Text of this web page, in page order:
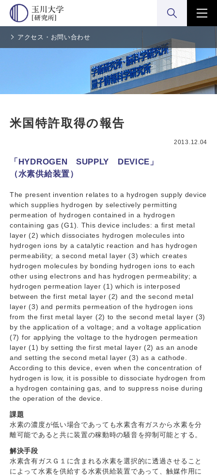
検索:開くメニ
アクセス・お問い合わせ
米国特許取得の報告
2013.12.04
「HYDROGEN SUPPLY DEVICE」
（水素供給装置）
The present invention relates to a hydrogen supply device
which supplies hydrogen by selectively permitting
permeation of hydrogen contained in a hydrogen
containing gas (G1). This device includes: a first metal
layer (2) which dissociates hydrogen molecules into
hydrogen ions by a catalytic reaction and has hydrogen
permeability; a second metal layer (3) which creates
hydrogen molecules by bonding hydrogen ions to each
other using electrons and has hydrogen permeability; a
hydrogen permeation layer (1) which is interposed
between the first metal layer (2) and the second metal
layer (3) and permits permeation of the hydrogen ions
from the first metal layer (2) to the second metal layer (3)
by the application of a voltage; and a voltage application
(7) for applying the voltage to the hydrogen permeation
layer (1) by setting the first metal layer (2) as an anode
and setting the second metal layer (3) as a cathode.
According to this device, even when the concentration of
hydrogen is low, it is possible to dissociate hydrogen from
a hydrogen containing gas, and to suppress noise during
the operation of the device.
課題
水素の濃度が低い場合であっても水素含有ガスから水素を分
離可能であると共に装置の稼動時の騒音を抑制可能とする。
解決手段
水素含有ガスＧ１に含まれる水素を選択的に透過させること
によって水素を供給する水素供給装置であって、触媒作用に